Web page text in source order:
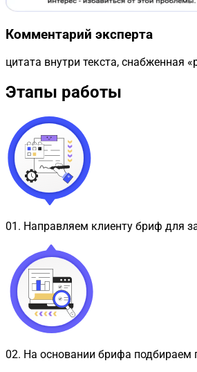
Комментарий эксперта
цитата внутри текста, снабженная
Этапы работы
01 . Направляем клиенту бриф для
02. На основании брифа